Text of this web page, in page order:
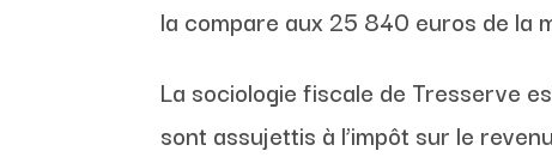
la compare aux 25 840 euros de la
La sociologie fiscale de Tresserve
sont assujettis à l’impôt sur le